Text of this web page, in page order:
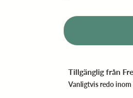
Tillgänglig från
Vanligtvis redo